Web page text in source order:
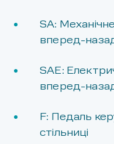
SA:
вперед-
SAE:
вперед-
F: Педаль
стільниці